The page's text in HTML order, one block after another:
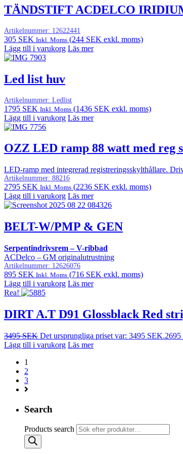
TÄNDSTIFT ACDELCO
Artikelnummer: 12622441
305 SEK Inkl. Moms (244 SEK exkl. moms)
Lägg till i varukorg Läs mer
Led list huv
Artikelnummer: Ledlist
1795 SEK Inkl. Moms (1436 SEK exkl. moms)
Lägg till i varukorg Läs mer
OZZ LED ramp 88 watt med reg
LED-ramp med integrerad registreringsskylthållare.
Artikelnummer: 88216
2795 SEK Inkl. Moms (2236 SEK exkl. moms)
Lägg till i varukorg Läs mer
BELT-W/PMP & GEN
Serpentindrivsrem – V-ribbad
ACDelco – GM originalutrustning
Artikelnummer: 12626076
895 SEK Inkl. Moms (716 SEK exkl. moms)
Lägg till i varukorg Läs mer
Rea!
DIRT A.T D91 Glossblack Red
3495SEK Det ursprungliga priset var: 3495 SEK.2695
Lägg till i varukorg Läs mer
1
2
3
Search
Products search